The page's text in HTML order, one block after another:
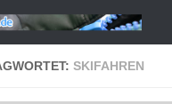
springen
SKIFAHREN